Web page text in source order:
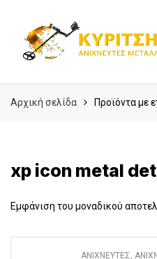
navigation
content
Αρχική σελίδα Προϊόντα με
xp icon metal
Εμφάνιση του μοναδικού
ΑΝΙΧΝΕΥΤΕΣ,